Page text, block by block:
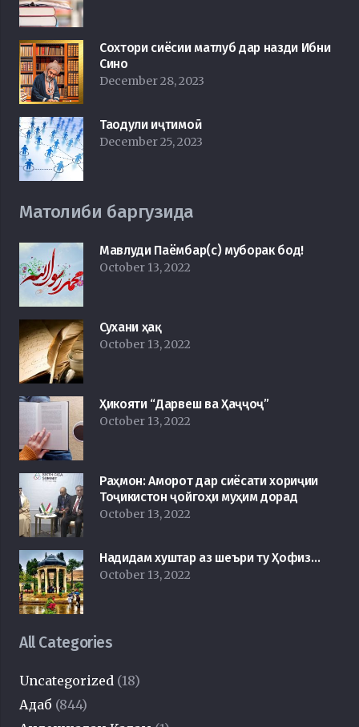
Сохтори сиёсии матлуб дар назди Ибни
Сино
December 28, 2023
Таодули иҷтимоӣ
December 25, 2023
Матолиби баргузида
Мавлуди Паёмбар(с) муборак бод!
October 13, 2022
Сухани ҳақ
October 13, 2022
Ҳикояти “Дарвеш ва Ҳаҷҷоҷ”
October 13, 2022
Раҳмон: Аморот дар сиёсати хориҷии
Тоҷикистон ҷойгоҳи муҳим дорад
October 13, 2022
Надидам хуштар аз шеъри ту Ҳофиз…
October 13, 2022
All Categories
Uncategorized (18)
Адаб (844)